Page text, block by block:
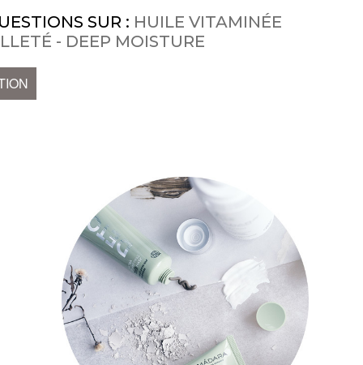
SUR : HUILE VITAMINÉE
- DEEP MOISTURE